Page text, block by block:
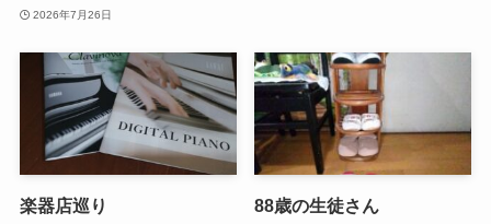
2026年7月26日
楽器店巡り 88歳の生徒さん